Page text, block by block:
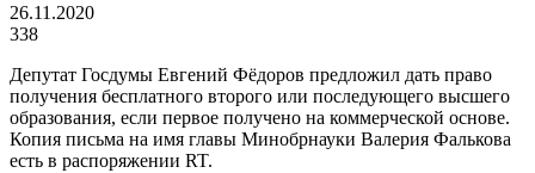
26.11.2020
338
Депутат Госдумы Евгений Фёдоров предложил дать право
получения бесплатного второго или последующего высшего
образования, если первое получено на коммерческой основе.
Копия письма на имя главы Минобрнауки Валерия Фалькова
есть в распоряжении RT.